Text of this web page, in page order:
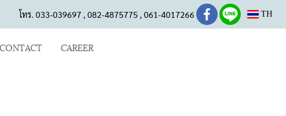
โทร. 033-039697 , 082-4875775 , 061-4017266 TH
CONTACT CAREER